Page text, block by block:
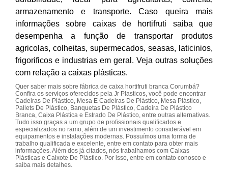
armazenamento e transporte. Caso queira mais
informações sobre caixas de hortifruti saiba que
desempenha a função de transportar produtos
agricolas, colheitas, supermecados, seasas, laticinios,
frigorificos e industrias em geral. Veja outras soluções
com relação a caixas plásticas.
Quer saber mais sobre fábrica de caixa hortifruti branca Corumbá?
Confira os serviços oferecidos pela Jr Plasticos, você pode encontrar
Cadeiras De Plástico, Mesa E Cadeiras De Plástico, Mesa Plástico,
Pallets De Plástico, Banquetas De Plástico, Cadeira De Plástico
Branca, Caixa Plástica e Estrado De Plástico, entre outras alternativas.
Tudo isso graças a um grupo de profissionais qualificados e
especializados no ramo, além de um investimento considerável em
equipamentos e instalações modernas. Possuímos uma forma de
trabalho qualificada e excelente, entre em contato para obter mais
informações. Além dos já citados, nós trabalhamos com Caixas
Plásticas e Caixote De Plástico. Por isso, entre em contato conosco e
saiba mais detalhes.